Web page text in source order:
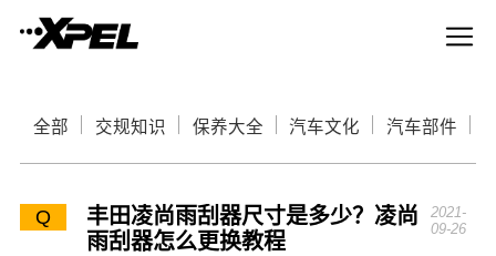
全部 交规知识 保养大全 汽车文化 汽车部件
Q
丰田凌尚雨刮器尺寸是多少？凌尚
雨刮器怎么更换教程
2021-
09-26